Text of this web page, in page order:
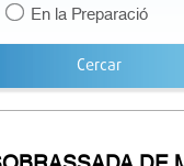
En la Preparació
Cercar